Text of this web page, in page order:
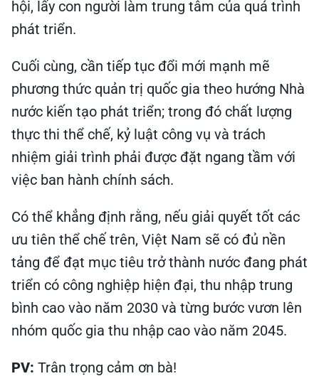
hội, lấy con người làm trung tâm của quá trình
phát triển.
Cuối cùng, cần tiếp tục đổi mới mạnh mẽ
phương thức quản trị quốc gia theo hướng Nhà
nước kiến tạo phát triển; trong đó chất lượng
thực thi thể chế, kỷ luật công vụ và trách
nhiệm giải trình phải được đặt ngang tầm với
việc ban hành chính sách.
Có thể khẳng định rằng, nếu giải quyết tốt các
ưu tiên thể chế trên, Việt Nam sẽ có đủ nền
tảng để đạt mục tiêu trở thành nước đang phát
triển có công nghiệp hiện đại, thu nhập trung
bình cao vào năm 2030 và từng bước vươn lên
nhóm quốc gia thu nhập cao vào năm 2045.
PV: Trân trọng cảm ơn bà!